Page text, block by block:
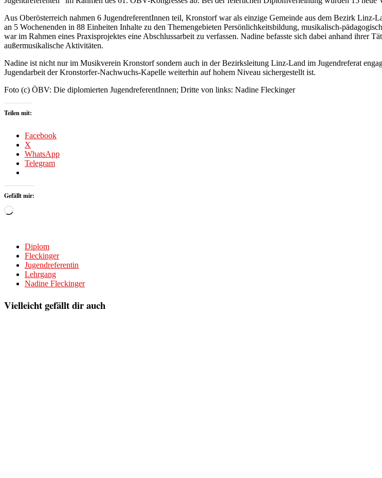
Aus Oberösterreich nahmen 6 JugendreferentInnen teil, Kronstorf war als einzige Gemeinde aus dem Bezirk
an 5 Wochenenden in 88 Einheiten Inhalte zu den Themengebieten Persönlichkeitsbildung, musikalisch-
war im Rahmen eines Praxisprojektes eine Abschlussarbeit zu verfassen. Nadine befasste sich dabei anhand
außermusikalische Aktivitäten.
Nadine ist nicht nur im Musikverein Kronstorf sondern auch in der Bezirksleitung Linz-Land im Jugendreferat
Jugendarbeit der Kronstorfer-Nachwuchs-Kapelle weiterhin auf hohem Niveau sichergestellt ist.
Foto (c) ÖBV: Die diplomierten JugendreferentInnen; Dritte von links: Nadine Fleckinger
Teilen mit:
Facebook
X
WhatsApp
Telegram
Gefällt mir:
Wird
Diplom
Fleckinger
Jugendreferentin
Lehrgang
Nadine Fleckinger
Vielleicht gefällt dir auch